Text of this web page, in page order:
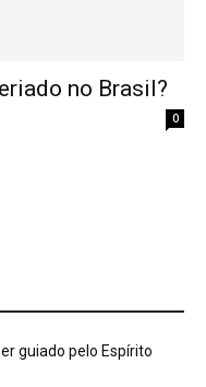
no Brasil?
0
guiado pelo Espírito